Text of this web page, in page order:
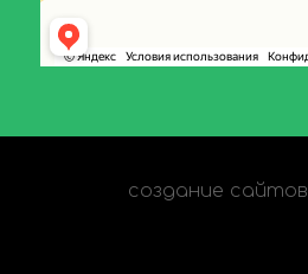
создание сайтов